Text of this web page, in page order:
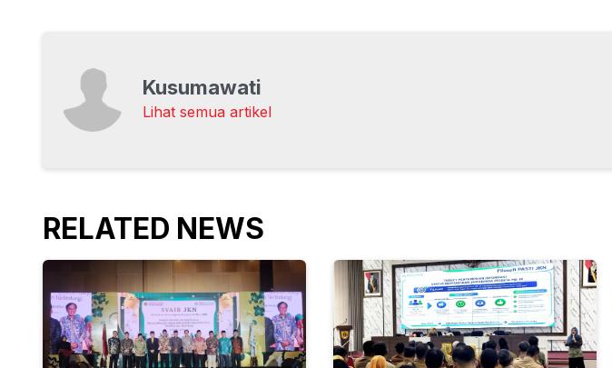
Kusumawati
Lihat semua artikel
RELATED NEWS